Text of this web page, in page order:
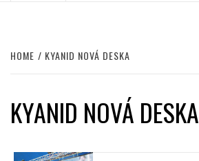
HOME KYANID NOVÁ DESKA
KYANID NOVÁ DESKA